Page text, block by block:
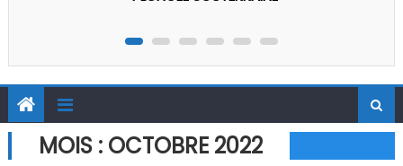
MOIS : OCTOBRE 2022